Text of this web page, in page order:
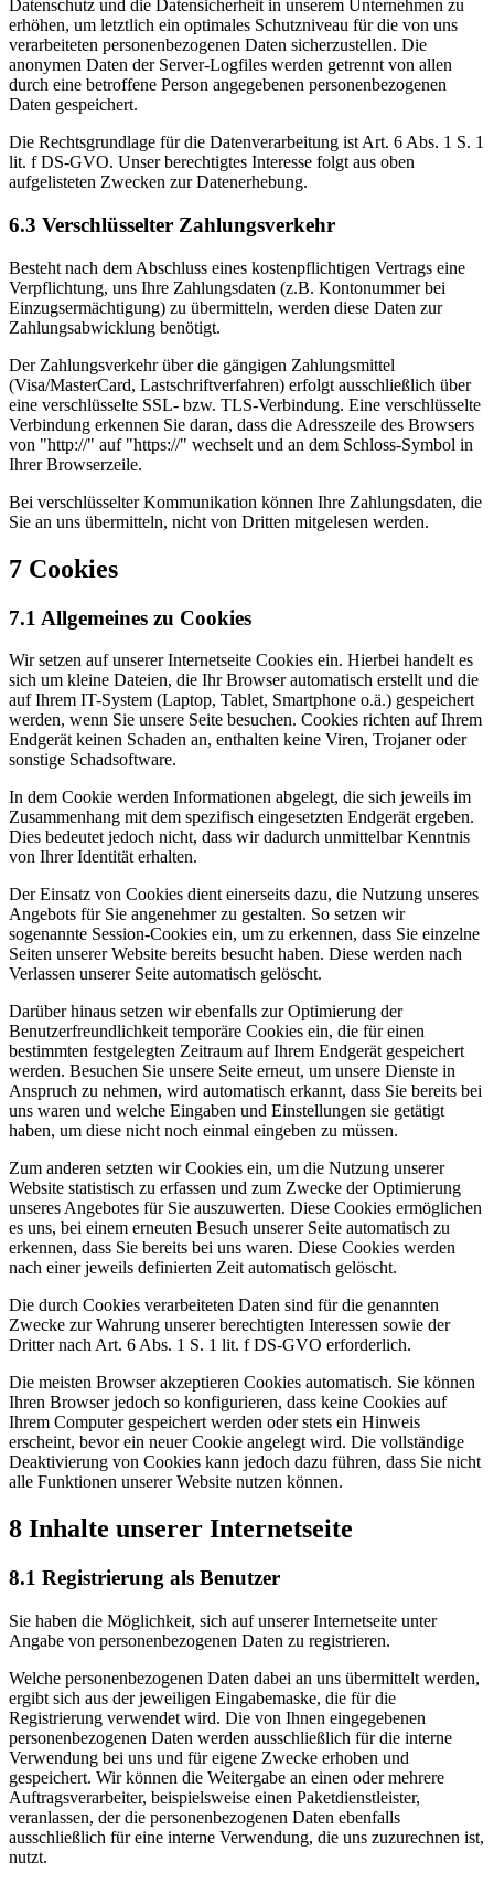
Datenschutz und die Datensicherheit in unserem Unternehmen zu
erhöhen, um letztlich ein optimales Schutzniveau für die von uns
verarbeiteten personenbezogenen Daten sicherzustellen. Die
anonymen Daten der Server-Logfiles werden getrennt von allen
durch eine betroffene Person angegebenen personenbezogenen
Daten gespeichert.
Die Rechtsgrundlage für die Datenverarbeitung ist Art. 6 Abs. 1 S. 1
lit. f DS-GVO. Unser berechtigtes Interesse folgt aus oben
aufgelisteten Zwecken zur Datenerhebung.
6.3 Verschlüsselter Zahlungsverkehr
Besteht nach dem Abschluss eines kostenpflichtigen Vertrags eine
Verpflichtung, uns Ihre Zahlungsdaten (z.B. Kontonummer bei
Einzugsermächtigung) zu übermitteln, werden diese Daten zur
Zahlungsabwicklung benötigt.
Der Zahlungsverkehr über die gängigen Zahlungsmittel
(Visa/MasterCard, Lastschriftverfahren) erfolgt ausschließlich über
eine verschlüsselte SSL- bzw. TLS-Verbindung. Eine verschlüsselte
Verbindung erkennen Sie daran, dass die Adresszeile des Browsers
von "http://" auf "https://" wechselt und an dem Schloss-Symbol in
Ihrer Browserzeile.
Bei verschlüsselter Kommunikation können Ihre Zahlungsdaten, die
Sie an uns übermitteln, nicht von Dritten mitgelesen werden.
7 Cookies
7.1 Allgemeines zu Cookies
Wir setzen auf unserer Internetseite Cookies ein. Hierbei handelt es
sich um kleine Dateien, die Ihr Browser automatisch erstellt und die
auf Ihrem IT-System (Laptop, Tablet, Smartphone o.ä.) gespeichert
werden, wenn Sie unsere Seite besuchen. Cookies richten auf Ihrem
Endgerät keinen Schaden an, enthalten keine Viren, Trojaner oder
sonstige Schadsoftware.
In dem Cookie werden Informationen abgelegt, die sich jeweils im
Zusammenhang mit dem spezifisch eingesetzten Endgerät ergeben.
Dies bedeutet jedoch nicht, dass wir dadurch unmittelbar Kenntnis
von Ihrer Identität erhalten.
Der Einsatz von Cookies dient einerseits dazu, die Nutzung unseres
Angebots für Sie angenehmer zu gestalten. So setzen wir
sogenannte Session-Cookies ein, um zu erkennen, dass Sie einzelne
Seiten unserer Website bereits besucht haben. Diese werden nach
Verlassen unserer Seite automatisch gelöscht.
Darüber hinaus setzen wir ebenfalls zur Optimierung der
Benutzerfreundlichkeit temporäre Cookies ein, die für einen
bestimmten festgelegten Zeitraum auf Ihrem Endgerät gespeichert
werden. Besuchen Sie unsere Seite erneut, um unsere Dienste in
Anspruch zu nehmen, wird automatisch erkannt, dass Sie bereits bei
uns waren und welche Eingaben und Einstellungen sie getätigt
haben, um diese nicht noch einmal eingeben zu müssen.
Zum anderen setzten wir Cookies ein, um die Nutzung unserer
Website statistisch zu erfassen und zum Zwecke der Optimierung
unseres Angebotes für Sie auszuwerten. Diese Cookies ermöglichen
es uns, bei einem erneuten Besuch unserer Seite automatisch zu
erkennen, dass Sie bereits bei uns waren. Diese Cookies werden
nach einer jeweils definierten Zeit automatisch gelöscht.
Die durch Cookies verarbeiteten Daten sind für die genannten
Zwecke zur Wahrung unserer berechtigten Interessen sowie der
Dritter nach Art. 6 Abs. 1 S. 1 lit. f DS-GVO erforderlich.
Die meisten Browser akzeptieren Cookies automatisch. Sie können
Ihren Browser jedoch so konfigurieren, dass keine Cookies auf
Ihrem Computer gespeichert werden oder stets ein Hinweis
erscheint, bevor ein neuer Cookie angelegt wird. Die vollständige
Deaktivierung von Cookies kann jedoch dazu führen, dass Sie nicht
alle Funktionen unserer Website nutzen können.
8 Inhalte unserer Internetseite
8.1 Registrierung als Benutzer
Sie haben die Möglichkeit, sich auf unserer Internetseite unter
Angabe von personenbezogenen Daten zu registrieren.
Welche personenbezogenen Daten dabei an uns übermittelt werden,
ergibt sich aus der jeweiligen Eingabemaske, die für die
Registrierung verwendet wird. Die von Ihnen eingegebenen
personenbezogenen Daten werden ausschließlich für die interne
Verwendung bei uns und für eigene Zwecke erhoben und
gespeichert. Wir können die Weitergabe an einen oder mehrere
Auftragsverarbeiter, beispielsweise einen Paketdienstleister,
veranlassen, der die personenbezogenen Daten ebenfalls
ausschließlich für eine interne Verwendung, die uns zuzurechnen ist,
nutzt.